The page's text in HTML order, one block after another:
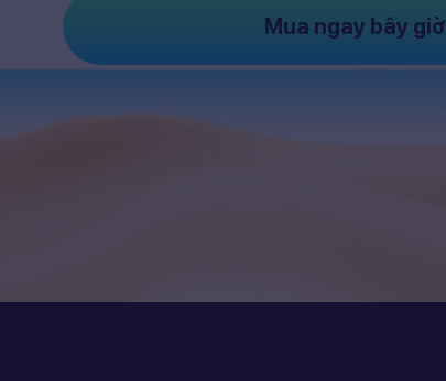
Mua ngay bây giờ